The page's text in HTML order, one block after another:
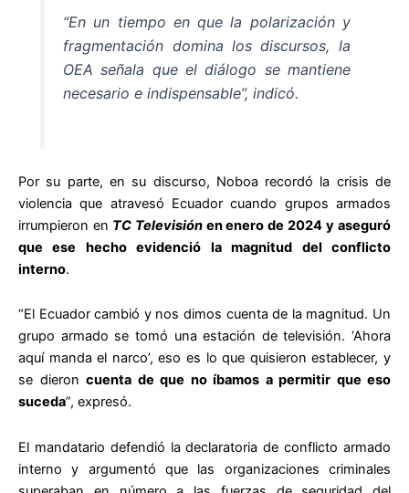
“En un tiempo en que la polarización y
fragmentación domina los discursos, la
OEA señala que el diálogo se mantiene
necesario e indispensable”, indicó.
Por su parte, en su discurso, Noboa recordó la crisis de
violencia que atravesó Ecuador cuando grupos armados
irrumpieron en TC Televisiónen enero de 2024 y aseguró
que ese hecho evidenció la magnitud del conflicto
interno.
“El Ecuador cambió y nos dimos cuenta de la magnitud. Un
grupo armado se tomó una estación de televisión. ‘Ahora
aquí manda el narco’, eso es lo que quisieron establecer, y
se dieron cuenta de que no íbamos a permitir que eso
suceda”, expresó.
El mandatario defendió la declaratoria de conflicto armado
interno y argumentó que las organizaciones criminales